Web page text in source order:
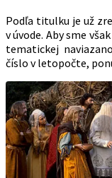
Podľa titulku je už
v úvode. Aby sme
tematickej
číslo v letopočte,